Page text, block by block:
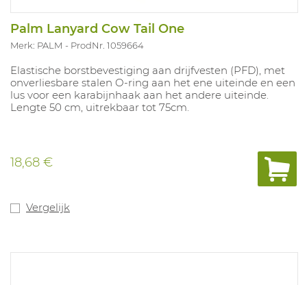
Palm Lanyard Cow Tail One
Merk: PALM ProdNr. 1059664
Elastische borstbevestiging aan drijfvesten (PFD), met
onverliesbare stalen O-ring aan het ene uiteinde en een
lus voor een karabijnhaak aan het andere uiteinde.
Lengte 50 cm, uitrekbaar tot 75cm.
18,68 €
Vergelijk